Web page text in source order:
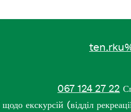
067 124 27 22
щодо екскурсій (відділ